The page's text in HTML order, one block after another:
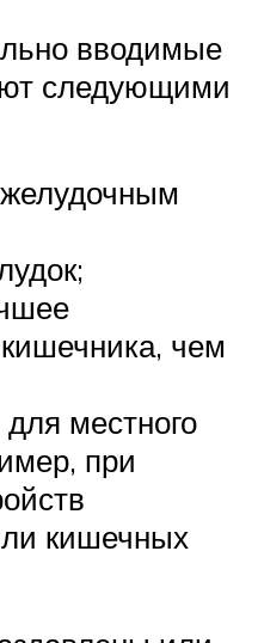
вводимые
следующими
чем
местного
при
кишечных